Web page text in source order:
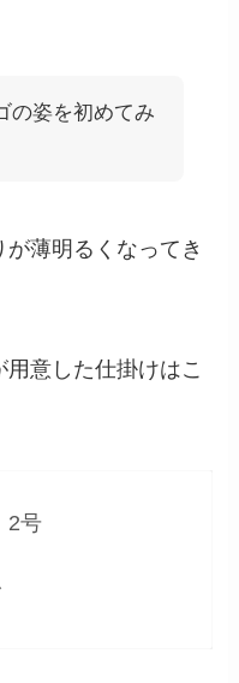
の姿を初めてみ
薄明るくなってき
意した仕掛けはこ
2号